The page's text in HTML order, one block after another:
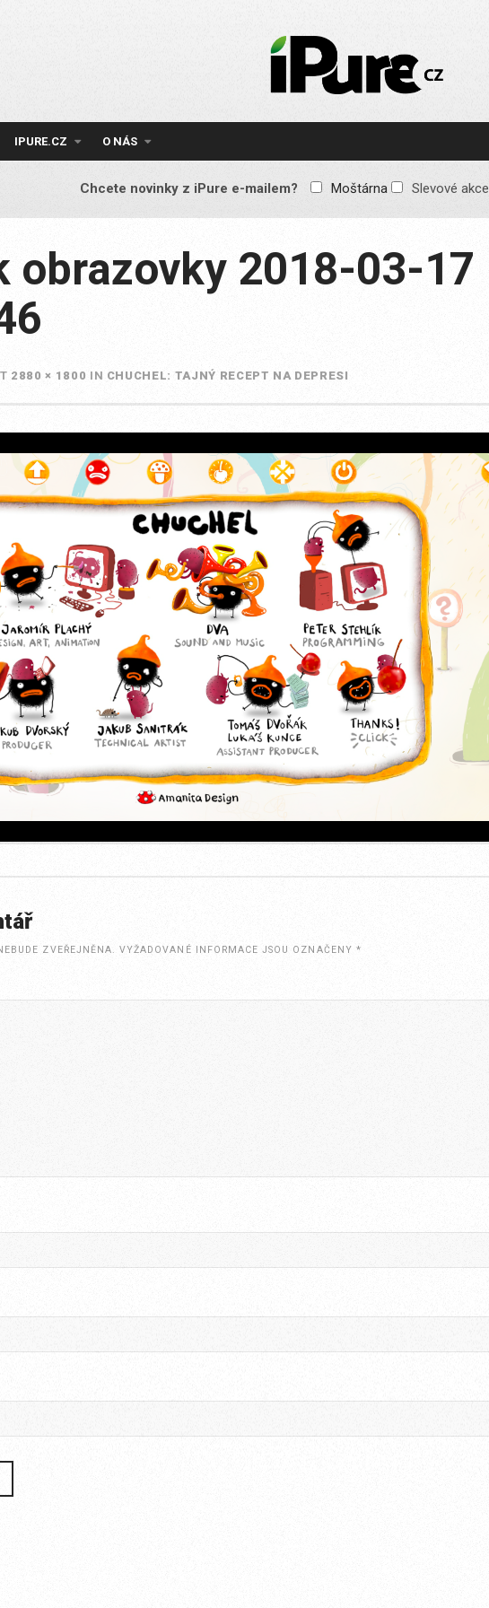
IPURE.CZ
Prémiový Apple e-
reklamy, žádné
obsah pro všechny
každodenního života.
IPURE.CZ O NÁS
Chcete novinky z iPure e-mailem? Moštárna Slevové akce
obrazovky 2018-03-17
2880 × 1800 IN CHUCHEL: TAJNÝ RECEPT NA DEPRESI
ZVEŘEJNĚNA. VYŽADOVANÉ INFORMACE JSOU OZNAČENY *